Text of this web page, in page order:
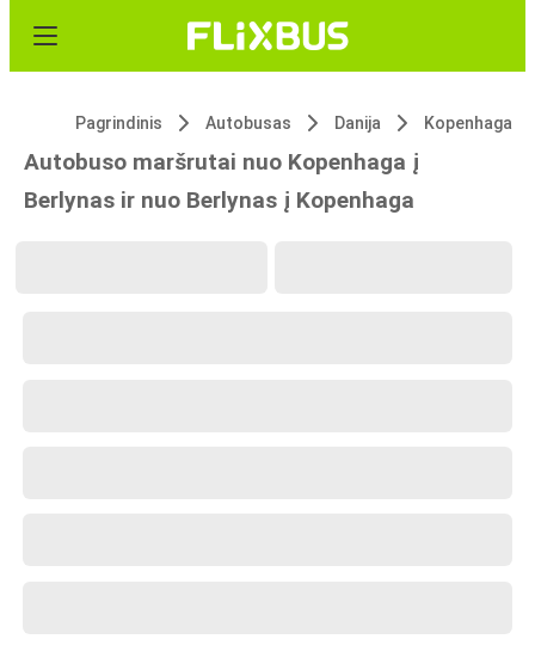
Pagrindinis Autobusas Danija Kopenhaga
Autobuso maršrutai nuo Kopenhaga į
Berlynas ir nuo Berlynas į Kopenhaga